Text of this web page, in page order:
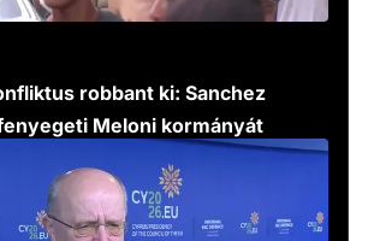
robbant ki: Sanchez
Meloni kormányát